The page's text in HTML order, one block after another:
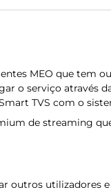
MEO que tem
o serviço através
TVS com o
de streaming
outros utilizadores